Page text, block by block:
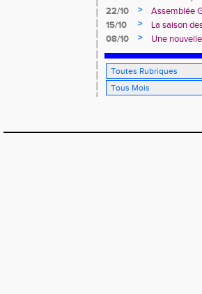
22/10
>
Assemblée
des Landes
15/10 >
La saison
08/10
> Une